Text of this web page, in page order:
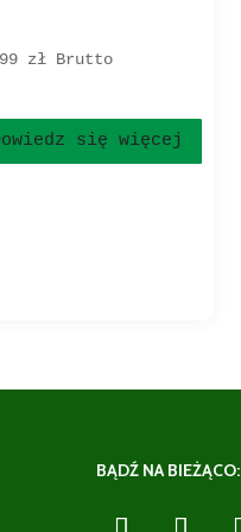
zł Brutto
się więcej
BĄDŹ NA BIEŻĄCO: